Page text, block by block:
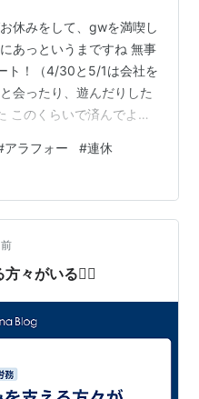
休みをして、gwを満喫し
あっというまですね 無事
ト！（4/30と5/1は会社を
会ったり、遊んだりした
このくらいで済んでよか
ん飲んだり食べたりです
までにかけてゆっくり体
、お疲れ気味の胃腸に優
重は大したことないので
）が疲れている気がする
アラフォー #連休
々がいる🙋‍♀️